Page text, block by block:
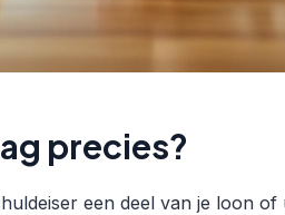
precies?
een deel van je loon